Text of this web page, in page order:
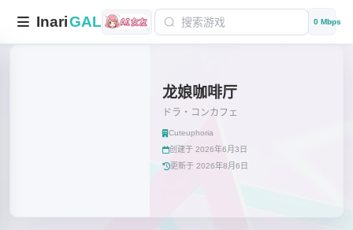
InariGAL 0 Mbps
龙娘咖啡厅
ドラ・コンカフェ
Cuteuphoria
创建于 2026年6月3日
更新于 2026年8月6日